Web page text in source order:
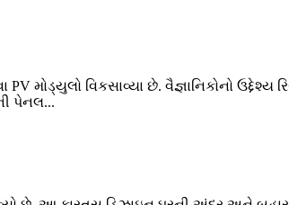
વિકસાવ્યા છે. વૈજ્ઞાનિકોનો ઉદ્દેશ્ય
પેનલ...